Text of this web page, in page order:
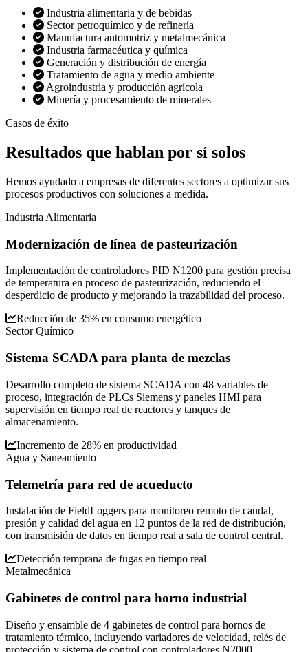
Industria alimentaria y de bebidas
Sector petroquímico y de refinería
Manufactura automotriz y metalmecánica
Industria farmacéutica y química
Generación y distribución de energía
Tratamiento de agua y medio ambiente
Agroindustria y producción agrícola
Minería y procesamiento de minerales
Casos de éxito
Resultados que hablan por sí solos
Hemos ayudado a empresas de diferentes sectores a optimizar sus
procesos productivos con soluciones a medida.
Industria Alimentaria
Modernización de línea de pasteurización
Implementación de controladores PID N1200 para gestión precisa
de temperatura en proceso de pasteurización, reduciendo el
desperdicio de producto y mejorando la trazabilidad del proceso.
Reducción de 35% en consumo energético
Sector Químico
Sistema SCADA para planta de mezclas
Desarrollo completo de sistema SCADA con 48 variables de
proceso, integración de PLCs Siemens y paneles HMI para
supervisión en tiempo real de reactores y tanques de
almacenamiento.
Incremento de 28% en productividad
Agua y Saneamiento
Telemetría para red de acueducto
Instalación de FieldLoggers para monitoreo remoto de caudal,
presión y calidad del agua en 12 puntos de la red de distribución,
con transmisión de datos en tiempo real a sala de control central.
Detección temprana de fugas en tiempo real
Metalmecánica
Gabinetes de control para horno industrial
Diseño y ensamble de 4 gabinetes de control para hornos de
tratamiento térmico, incluyendo variadores de velocidad, relés de
protección y sistema de control con controladores N2000.